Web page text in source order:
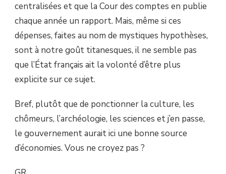
centralisées et que la Cour des comptes en publie
chaque année un rapport. Mais, même si ces
dépenses, faites au nom de mystiques hypothèses,
sont à notre goût titanesques, il ne semble pas
que l’État français ait la volonté d’être plus
explicite sur ce sujet.
Bref, plutôt que de ponctionner la culture, les
chômeurs, l’archéologie, les sciences et j’en passe,
le gouvernement aurait ici une bonne source
d’économies. Vous ne croyez pas ?